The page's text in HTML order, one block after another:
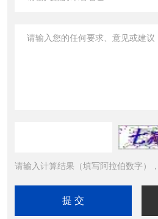
请输入计算结果（填写阿拉伯数字）